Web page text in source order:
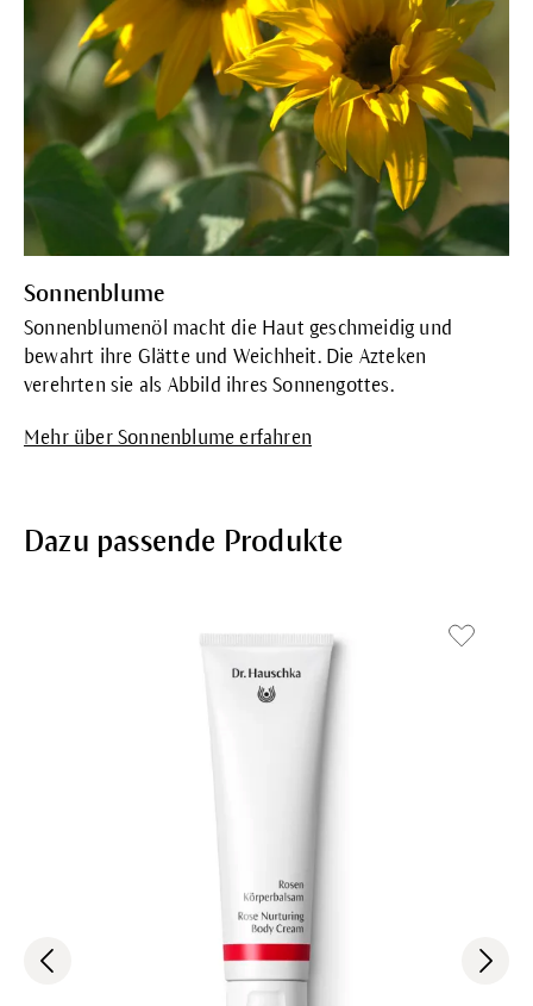
Sonnenblume
Sonnenblumenöl macht die Haut geschmeidig und
bewahrt ihre Glätte und Weichheit. Die Azteken
verehrten sie als Abbild ihres Sonnengottes.
Mehr über Sonnenblume erfahren
Dazu passende Produkte